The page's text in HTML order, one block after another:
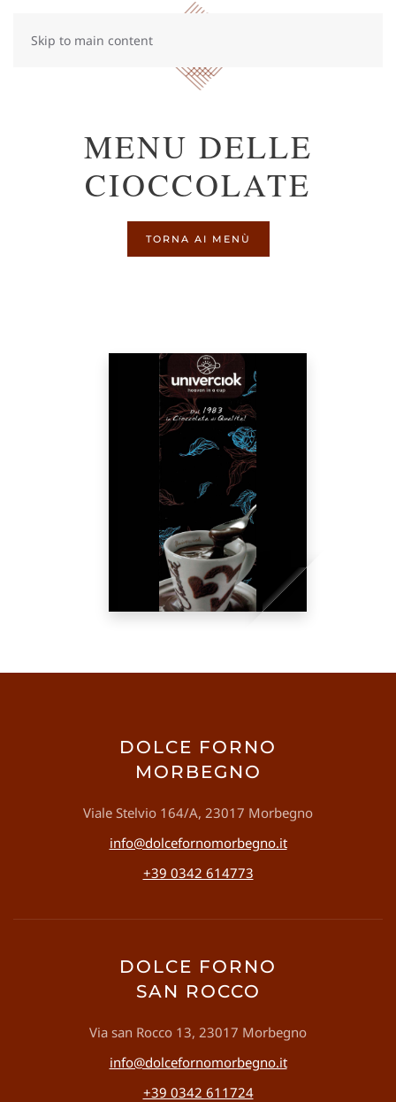
Skip to main content
MENU DELLE
CIOCCOLATE
TORNA AI MENÙ
DOLCE FORNO
MORBEGNO
Viale Stelvio 164/A, 23017 Morbegno
info@dolcefornomorbegno.it
+39 0342 614773
DOLCE FORNO
SAN ROCCO
Via san Rocco 13, 23017 Morbegno
info@dolcefornomorbegno.it
+39 0342 611724